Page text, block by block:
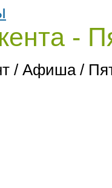
-
/ Афиша/